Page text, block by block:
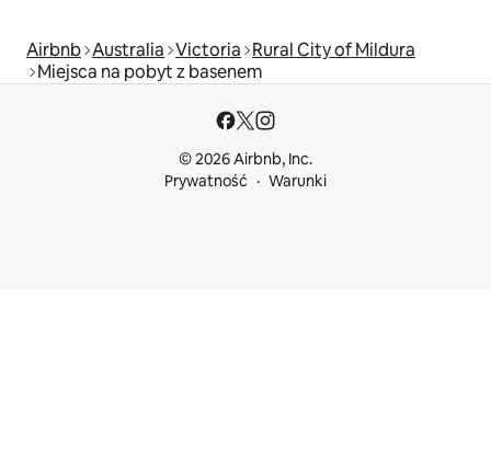
Airbnb Australia Victoria Rural City of Mildura
Miejsca na pobyt z basenem
© 2026 Airbnb, Inc.
Prywatność
Warunki